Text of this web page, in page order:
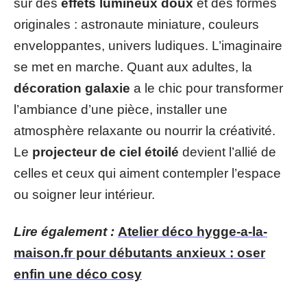
sur des effets lumineux doux et des formes
originales : astronaute miniature, couleurs
enveloppantes, univers ludiques. L’imaginaire
se met en marche. Quant aux adultes, la
décoration galaxie a le chic pour transformer
l’ambiance d’une pièce, installer une
atmosphère relaxante ou nourrir la créativité.
Le projecteur de ciel étoilé devient l’allié de
celles et ceux qui aiment contempler l’espace
ou soigner leur intérieur.
Lire également : Atelier déco hygge-a-la-
maison.fr pour débutants anxieux : oser
enfin une déco cosy